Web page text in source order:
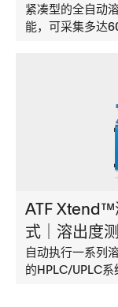
紧凑型的全自动
能，可采集多达
ATF Xtend™
式｜溶出度
自动执行一系列
的HPLC/UPLC系